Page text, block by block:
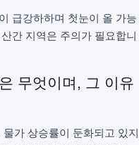
급강하하며 첫눈이 올 가능
간 지역은 주의가 필요합니
무엇이며, 그 이유
가 상승률이 둔화되고 있지